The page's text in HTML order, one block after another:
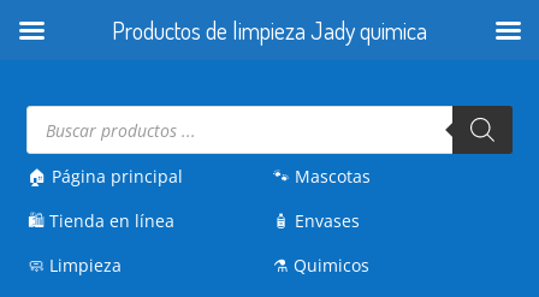
Búsqueda
productos
🏠 Página principal
🛍️Tienda en línea
🧼 Limpieza
🐾 Mascotas
🧴 Envases
⚗️Quimicos
Productos de limpieza Jady quimica